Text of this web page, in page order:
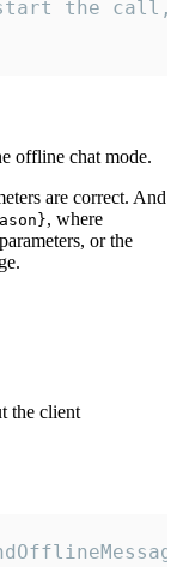
the
offline chat mode.
are correct. And
, where
or the
the client